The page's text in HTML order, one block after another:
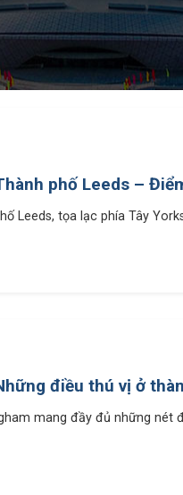
phố Leeds –
Leeds, tọa lạc phía Tây
điều thú vị ở
mang đầy đủ những nét